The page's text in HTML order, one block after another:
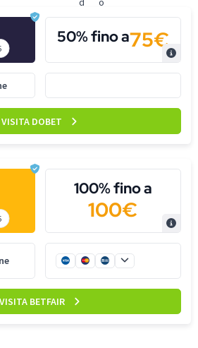
50% fino a75€
VISITA DOBET
100% fino a
100€
VISITA BETFAIR